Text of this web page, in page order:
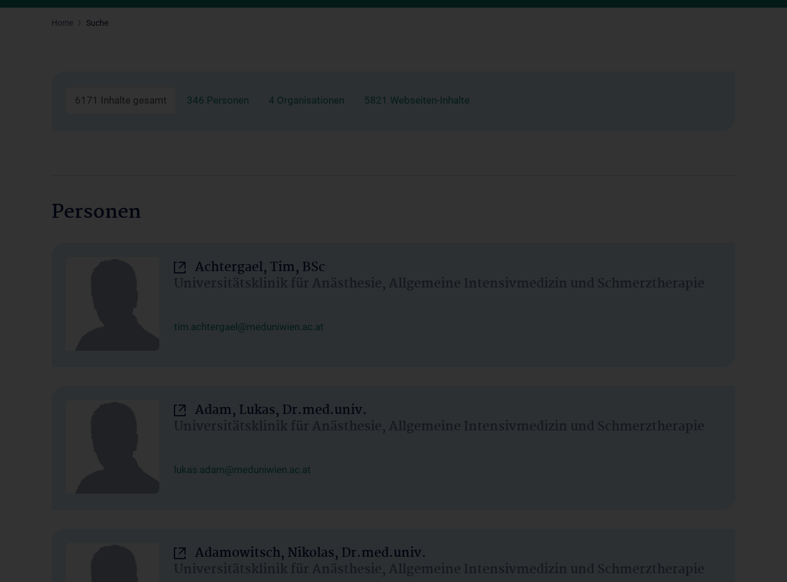
Home Suche
6171 Inhalte gesamt 346 Personen 4 Organisationen 5821 Webseiten-Inhalte
Personen
Achtergael, Tim, BSc
Universitätsklinik für Anästhesie, Allgemeine Intensivmedizin und Schmerztherapie
tim.achtergael@meduniwien.ac.at
Adam, Lukas, Dr.med.univ.
Universitätsklinik für Anästhesie, Allgemeine Intensivmedizin und Schmerztherapie
lukas.adam@meduniwien.ac.at
Adamowitsch, Nikolas, Dr.med.univ.
Universitätsklinik für Anästhesie, Allgemeine Intensivmedizin und Schmerztherapie